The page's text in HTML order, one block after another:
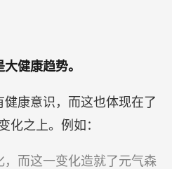
健康趋势。
康意识，而这也体现在了
化之上。例如：
，而这一变化造就了元气森